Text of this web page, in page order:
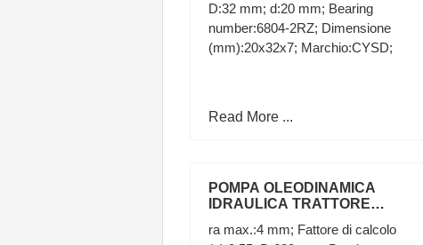
D:32 mm; d:20 mm; Bearing
number:6804-2RZ; Dimensione
(mm):20x32x7; Marchio:CYSD;
Read More ...
POMPA OLEODINAMICA
IDRAULICA TRATTORE
C25X A22X A25X
ra max.:4 mm; Fattore di calcolo